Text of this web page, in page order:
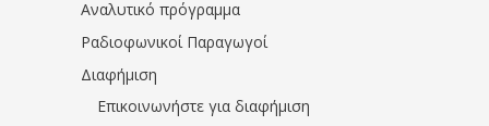
Αναλυτικό πρόγραμμα
Ραδιοφωνικοί Παραγωγοί
Διαφήμιση
Επικοινωνήστε για διαφήμιση